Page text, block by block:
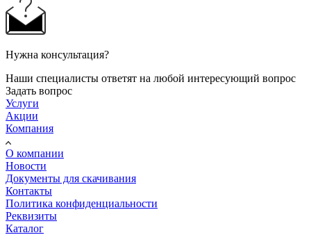
Нужна консультация?
Наши специалисты ответят на любой интересующий вопрос
Задать вопрос
Услуги
Акции
Компания
О компании
Новости
Документы для скачивания
Контакты
Политика конфиденциальности
Реквизиты
Каталог